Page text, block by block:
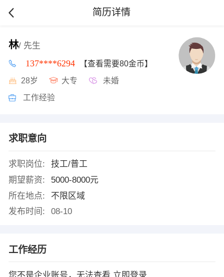
简历详情
林/ 先生
137****6294 【查看需要80金币】
28岁 大专 未婚
工作经验
求职意向
求职岗位:
技工/普工
期望薪资:
5000-8000元
所在地点:
不限区域
发布时间:
08-10
工作经历
您不是企业账号，无法查看 立即登录